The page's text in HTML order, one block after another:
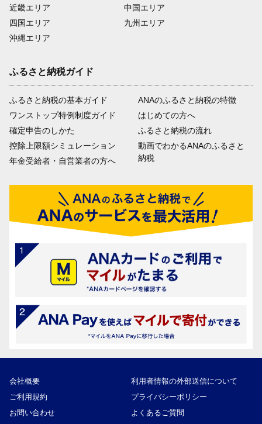
近畿エリア
四国エリア
沖縄エリア
中国エリア
九州エリア
ふるさと納税ガイド
ふるさと納税の基本ガイド
ワンストップ特例制度ガイド
確定申告のしかた
控除上限額シミュレーション
年金受給者・自営業者の方へ
ANAのふるさと納税の特徴
はじめての方へ
ふるさと納税の流れ
動画でわかるANAのふるさと
納税
会社概要
利用者情報の外部送信について
ご利用規約
プライバシーポリシー
お問い合わせ
よくあるご質問